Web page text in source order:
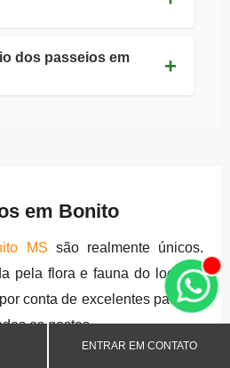
dos passeios em
em Bonito
MS são realmente únicos.
pela flora e fauna do local. A
conta de excelentes pacotes
os gostos.
ENTRAR EM CONTATO